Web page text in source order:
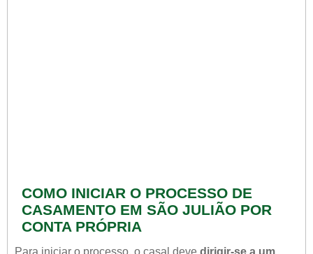
COMO INICIAR O PROCESSO DE
CASAMENTO EM SÃO JULIÃO POR
CONTA PRÓPRIA
Para iniciar o processo, o casal deve dirigir-se a um